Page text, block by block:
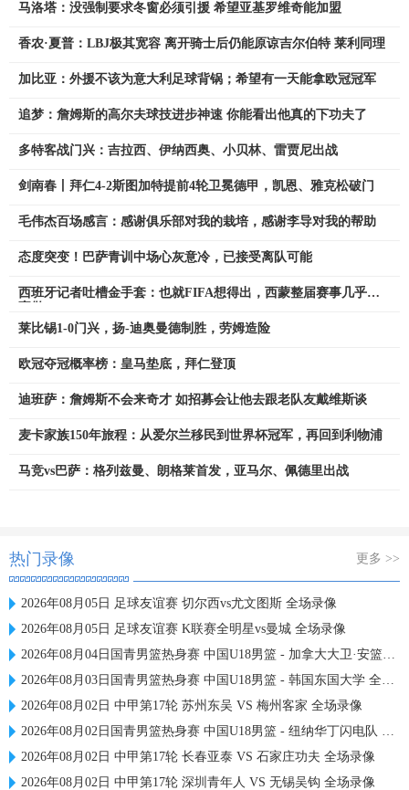
马洛塔：没强制要求冬窗必须引援 希望亚基罗维奇能加盟
香农·夏普：LBJ极其宽容 离开骑士后仍能原谅吉尔伯特 莱利同理
加比亚：外援不该为意大利足球背锅；希望有一天能拿欧冠冠军
追梦：詹姆斯的高尔夫球技进步神速 你能看出他真的下功夫了
多特客战门兴：吉拉西、伊纳西奥、小贝林、雷贾尼出战
剑南春丨拜仁4-2斯图加特提前4轮卫冕德甲，凯恩、雅克松破门
毛伟杰百场感言：感谢俱乐部对我的栽培，感谢李导对我的帮助
态度突变！巴萨青训中场心灰意冷，已接受离队可能
西班牙记者吐槽金手套：也就FIFA想得出，西蒙整届赛事几乎没
莱比锡1-0门兴，扬-迪奥曼德制胜，劳姆造险
欧冠夺冠概率榜：皇马垫底，拜仁登顶
迪班萨：詹姆斯不会来奇才 如招募会让他去跟老队友戴维斯谈
麦卡家族150年旅程：从爱尔兰移民到世界杯冠军，再回到利物浦
马竞vs巴萨：格列兹曼、朗格莱首发，亚马尔、佩德里出战
热门录像 更多 >>
2026年08月05日 足球友谊赛 切尔西vs尤文图斯 全场录像
2026年08月05日 足球友谊赛 K联赛全明星vs曼城 全场录像
2026年08月04日国青男篮热身赛 中国U18男篮 - 加拿大大卫·安篮球学院 全场录像
2026年08月03日国青男篮热身赛 中国U18男篮 - 韩国东国大学 全场录像
2026年08月02日 中甲第17轮 苏州东吴 VS 梅州客家 全场录像
2026年08月02日国青男篮热身赛 中国U18男篮 - 纽纳华丁闪电队 全场录像
2026年08月02日 中甲第17轮 长春亚泰 VS 石家庄功夫 全场录像
2026年08月02日 中甲第17轮 深圳青年人 VS 无锡吴钩 全场录像